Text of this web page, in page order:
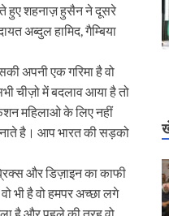
हुए शहनाज़ हुसैन ने दूसरे
अब्दुल हामिद,​ गैम्बिया
अपनी एक गरिमा है वो
चीज़ो में बदलाव आया है तो
महिलाओ के लिए नहीं
है। आप भारत की सड़को
और डिज़ाइन का काफी
भी है वो हमपर अच्छा लगे